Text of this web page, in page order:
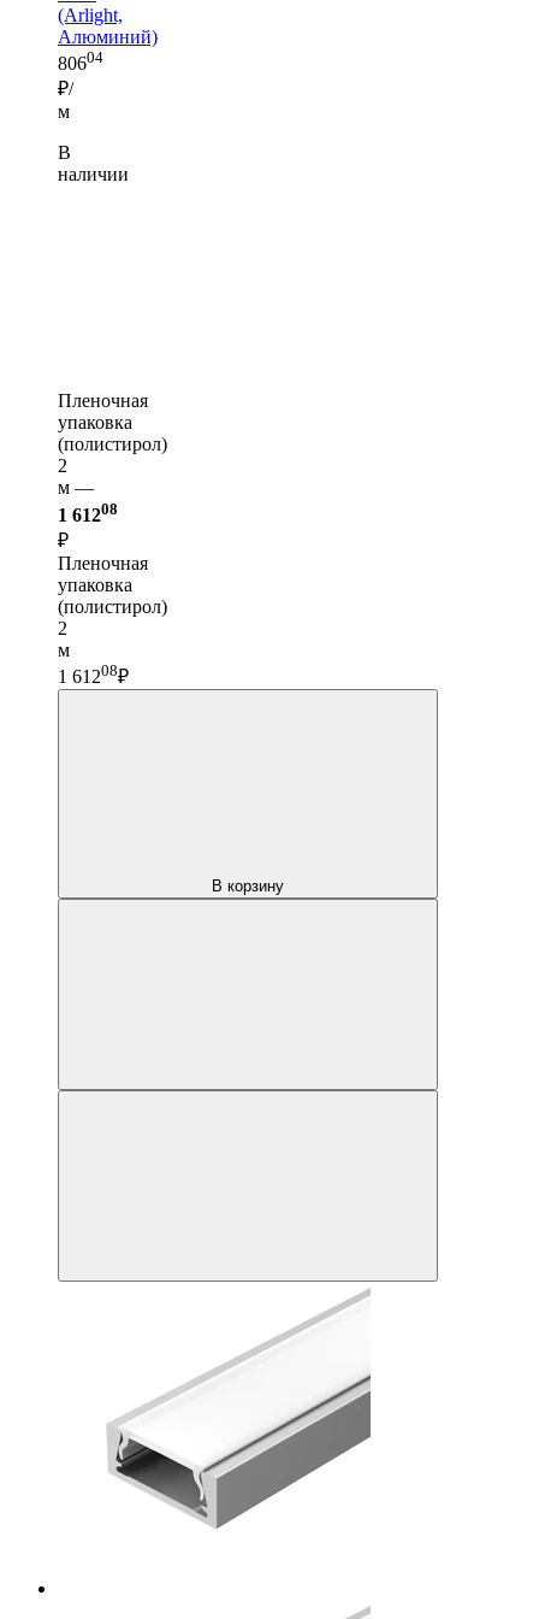
(Arlight,
Алюминий)
80604
₽/
м
В
наличии
Пленочная
упаковка
(полистирол)
2
м —
1 61208
₽
Пленочная
упаковка
(полистирол)
2
м
1 61208₽
В корзину